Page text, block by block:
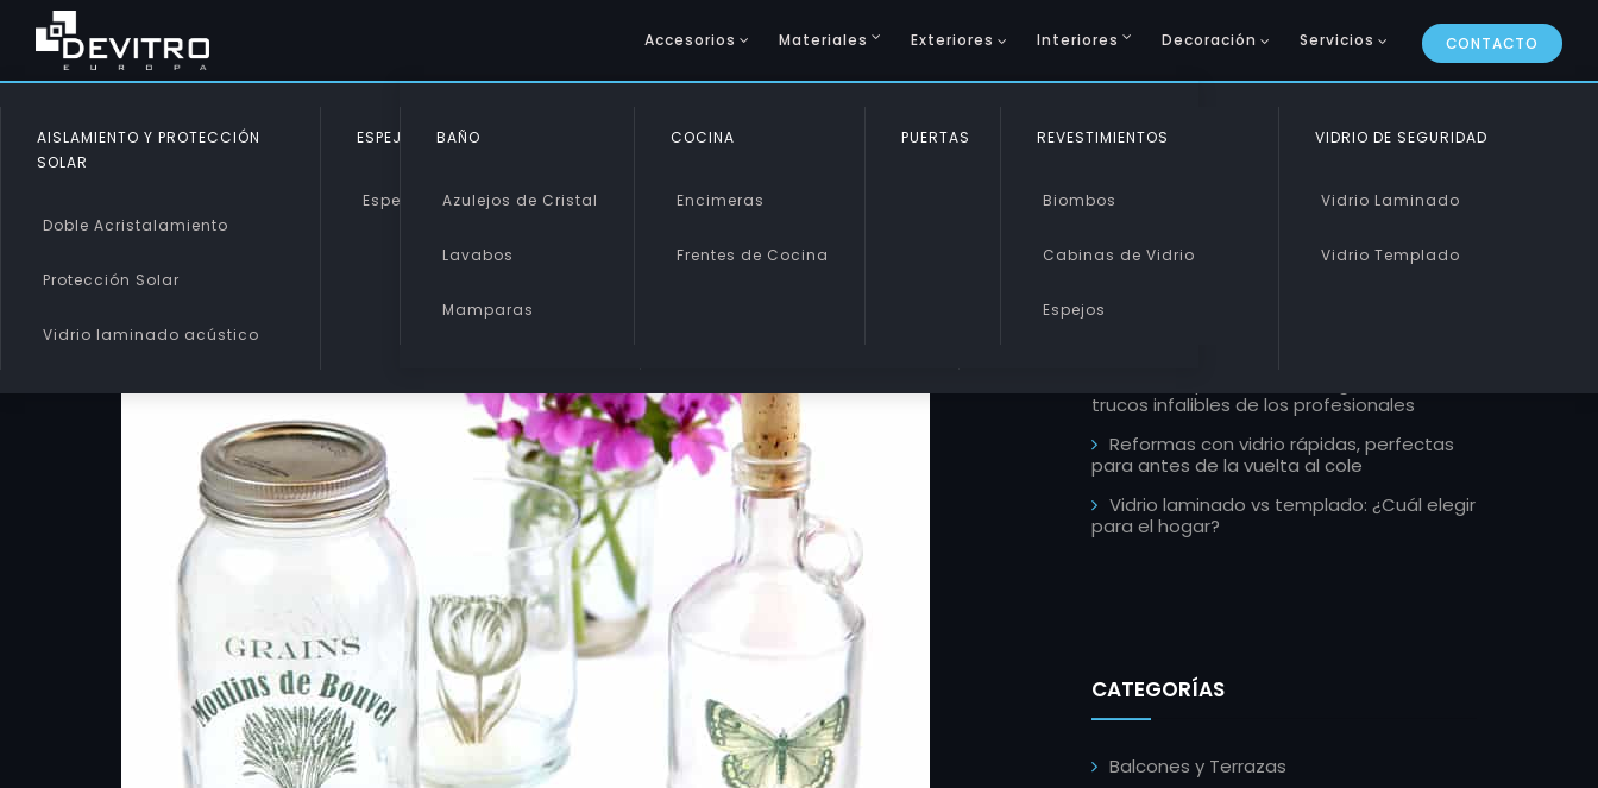
Accesorios Materiales
AISLAMIENTO Y PROTECCIÓN
SOLAR
Doble Acristalamiento
Protección Solar
Vidrio laminado acústico
ESPEJOS
Espejos
SINTÉTICOS
Metacrilato
Policarbonato
VIDRIO CURVADO Y PISABLE
Vidrio Curvado
Vidrio Pisable
VIDRIO DE SEGURIDAD
Vidrio Laminado
Vidrio Templado
Exteriores Interiores
BAÑO
Azulejos de Cristal
Lavabos
Mamparas
COCINA
Encimeras
Frentes de Cocina
PUERTAS REVESTIMIENTOS
Biombos
Cabinas de Vidrio
Espejos
Decoración Servicios CONTACTO
Mamparas de estilo industrial, la
trucos infalibles de los profesionales
Reformas con vidrio rápidas, perfectas
para antes de la vuelta al cole
Vidrio laminado vs templado: ¿Cuál elegir
para el hogar?
CATEGORÍAS
Balcones y Terrazas